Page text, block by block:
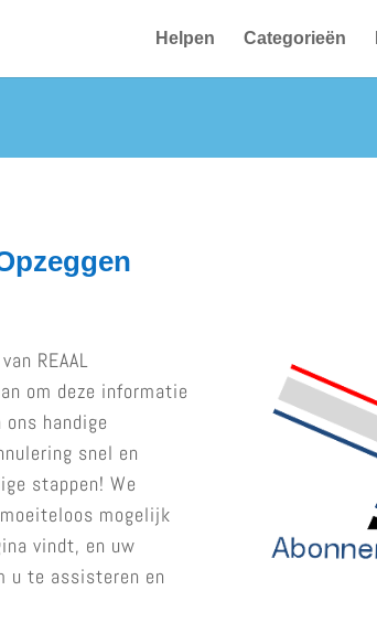
Helpen Categorieën
REAAL
om deze informatie
handige
snel en
stappen! We
mogelijk
vindt, en uw
u te assisteren en